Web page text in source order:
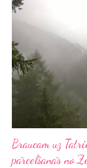
Braucam uz
pārcelšanās no